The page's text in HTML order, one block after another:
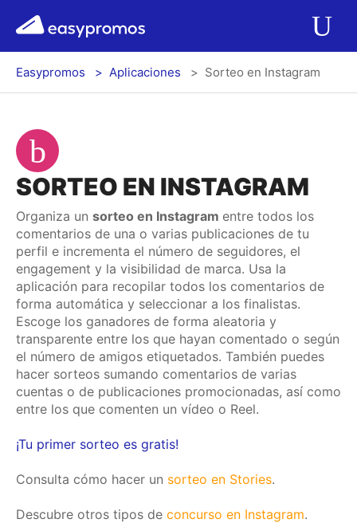
easypromos Ir al contenido
Aplicaciones
Soluciones
Integraciones
Precios
Contacto
Blog
Español
English
Log In Registrarse
menú
Easypromos Aplicaciones Sorteo en Instagram
SORTEO EN INSTAGRAM
Organiza un sorteo en Instagram entre todos los
comentarios de una o varias publicaciones de tu
perfil e incrementa el número de seguidores, el
engagement y la visibilidad de marca. Usa la
aplicación para recopilar todos los comentarios de
forma automática y seleccionar a los finalistas.
Escoge los ganadores de forma aleatoria y
transparente entre los que hayan comentado o según
el número de amigos etiquetados. También puedes
hacer sorteos sumando comentarios de varias
cuentas o de publicaciones promocionadas, así como
entre los que comenten un vídeo o Reel.
¡Tu primer sorteo es gratis!
Consulta cómo hacer un sorteo en Stories.
Descubre otros tipos de concurso en Instagram.